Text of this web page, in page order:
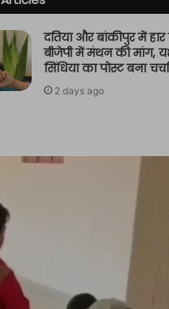
दतिया और बांकीपुर में
बीजेपी में मंथन की मांग,
सिंधिया का पोस्ट बना
2 days ago